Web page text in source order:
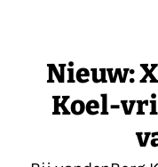
Nieuw:
Koel-